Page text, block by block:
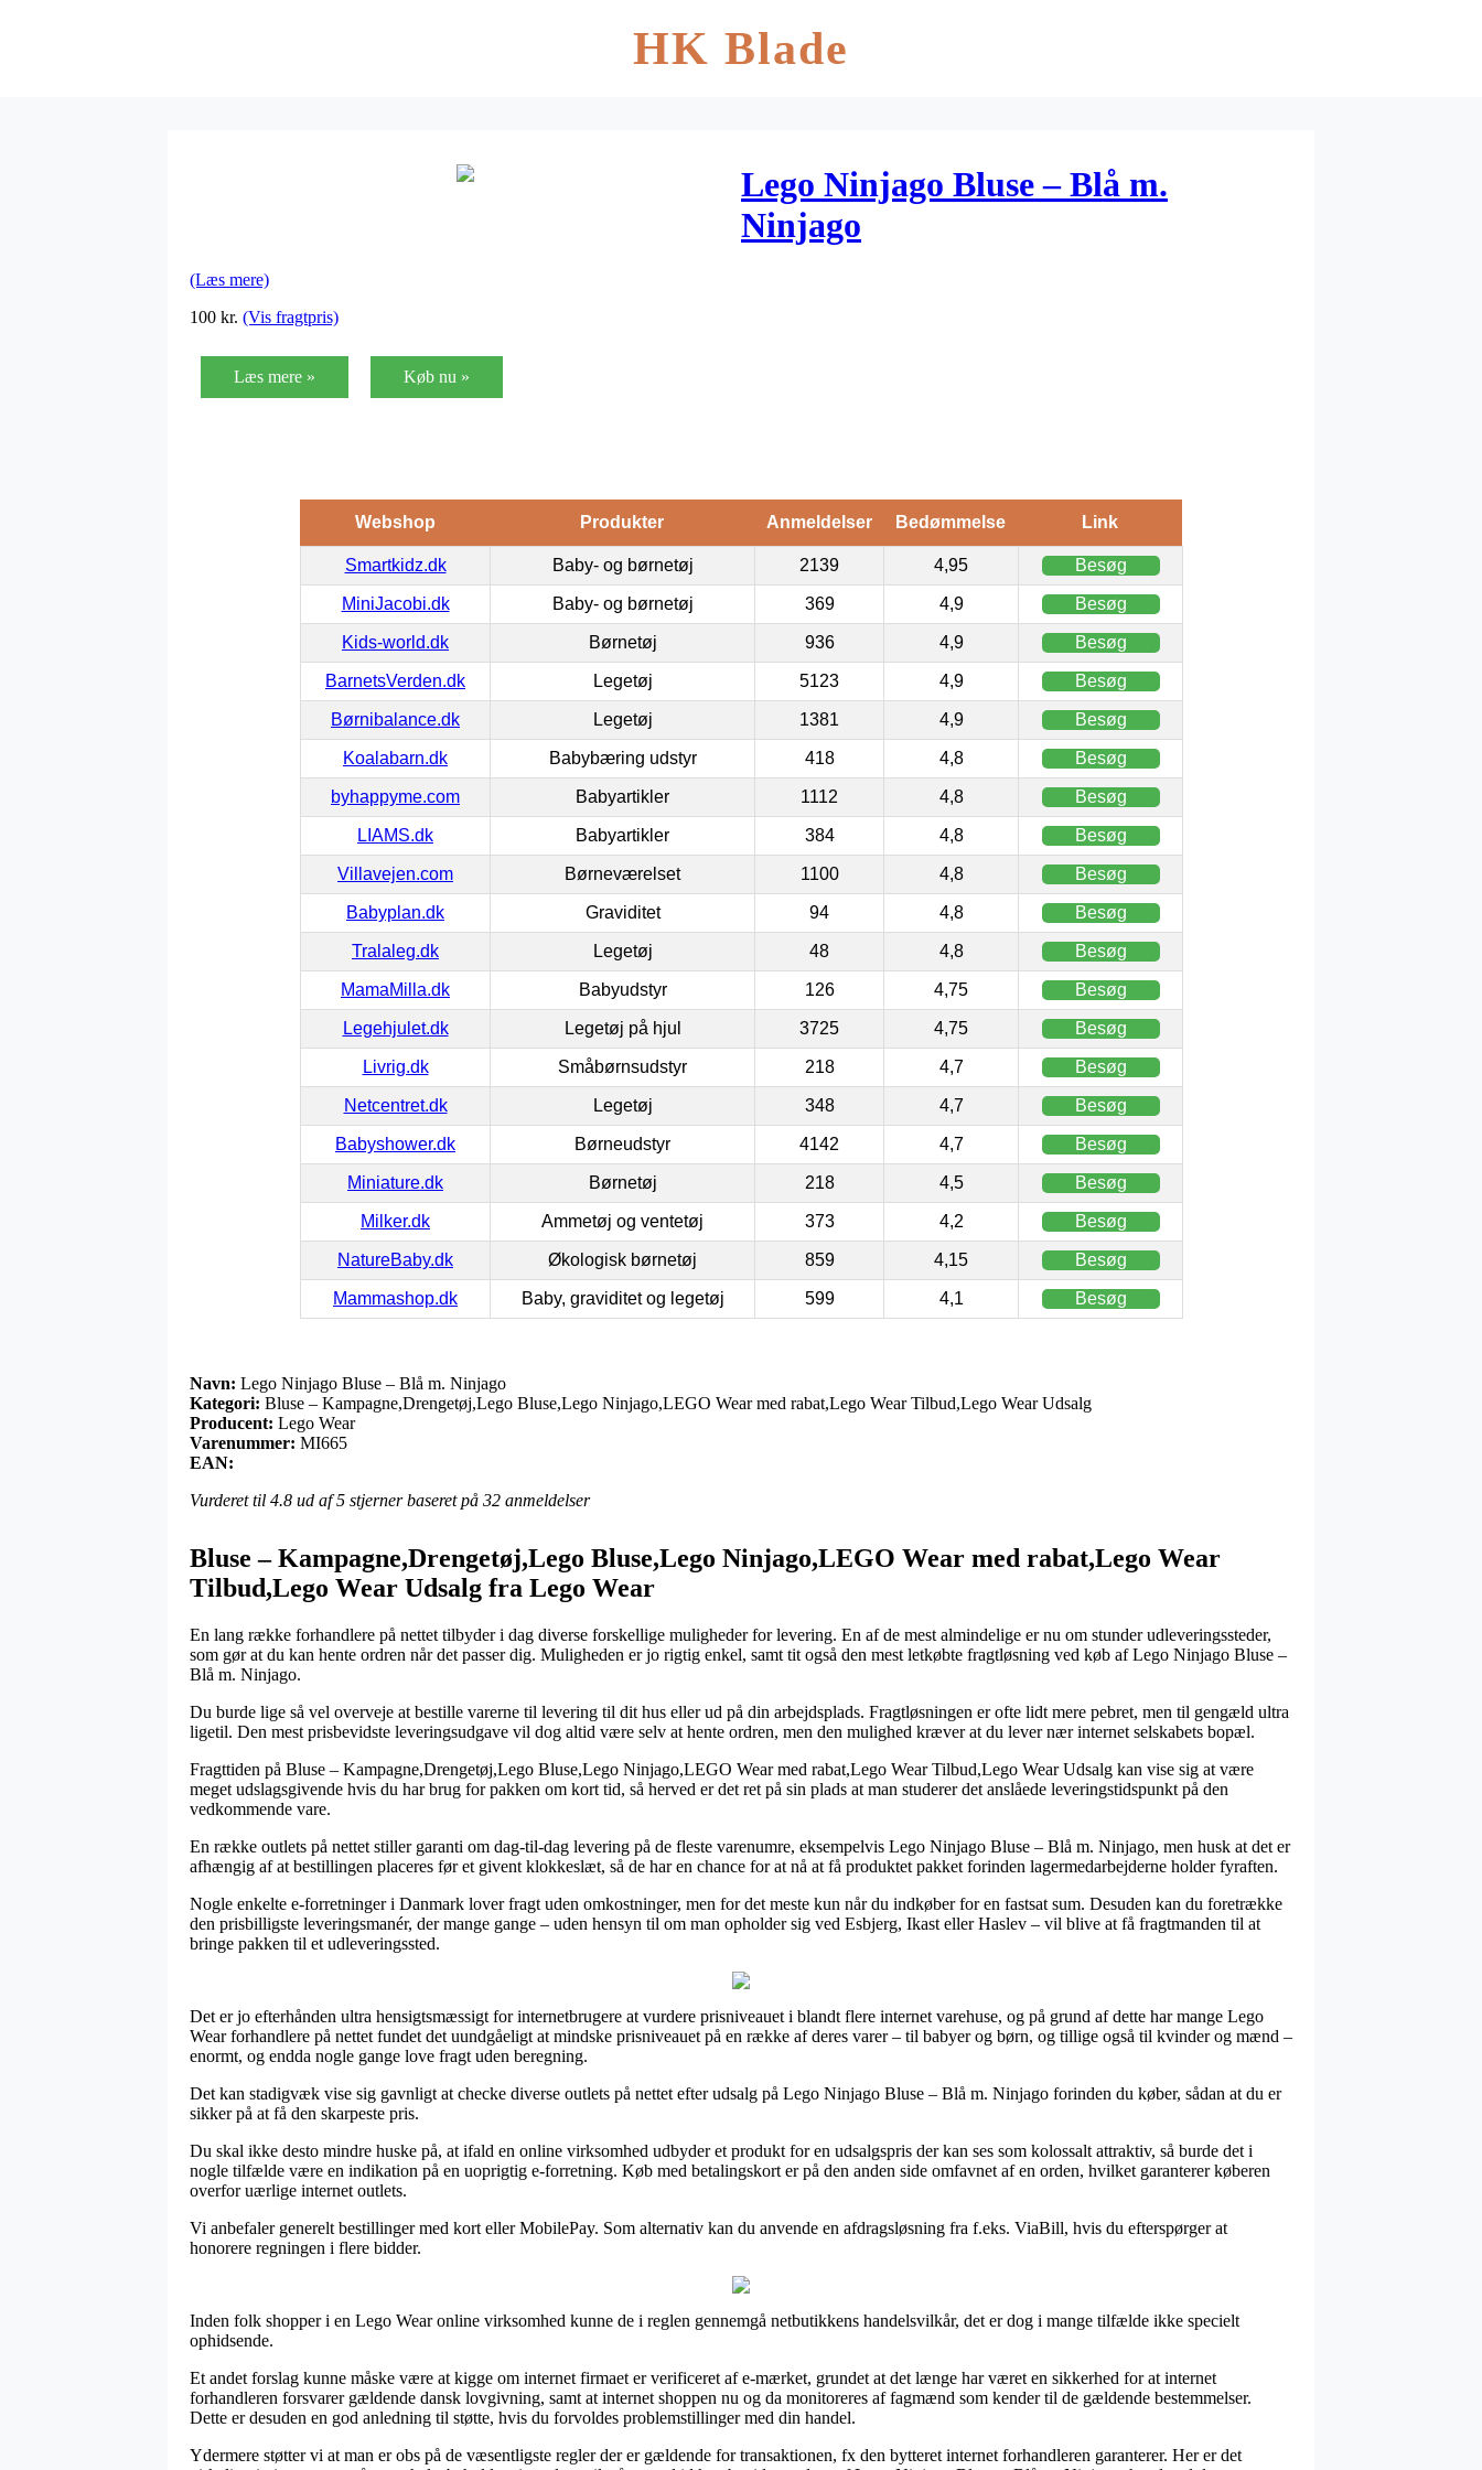
HK Blade
Lego Ninjago Bluse – Blå m.
Ninjago
(Læs mere)
100 kr. (Vis fragtpris)
Læs mere » Køb nu »
Webshop Produkter Anmeldelser Bedømmelse Link
Smartkidz.dk Baby- og børnetøj 2139 4,95 Besøg
MiniJacobi.dk Baby- og børnetøj 369 4,9 Besøg
Kids-world.dk Børnetøj 936 4,9 Besøg
BarnetsVerden.dk Legetøj 5123 4,9 Besøg
Børnibalance.dk Legetøj 1381 4,9 Besøg
Koalabarn.dk Babybæring udstyr 418 4,8 Besøg
byhappyme.com Babyartikler 1112 4,8 Besøg
LIAMS.dk Babyartikler 384 4,8 Besøg
Villavejen.com Børneværelset 1100 4,8 Besøg
Babyplan.dk Graviditet 94 4,8 Besøg
Tralaleg.dk Legetøj 48 4,8 Besøg
MamaMilla.dk Babyudstyr 126 4,75 Besøg
Legehjulet.dk Legetøj på hjul 3725 4,75 Besøg
Livrig.dk Småbørnsudstyr 218 4,7 Besøg
Netcentret.dk Legetøj 348 4,7 Besøg
Babyshower.dk Børneudstyr 4142 4,7 Besøg
Miniature.dk Børnetøj 218 4,5 Besøg
Milker.dk Ammetøj og ventetøj 373 4,2 Besøg
NatureBaby.dk Økologisk børnetøj 859 4,15 Besøg
Mammashop.dk Baby, graviditet og legetøj 599 4,1 Besøg
Navn: Lego Ninjago Bluse – Blå m. Ninjago
Kategori: Bluse – Kampagne,Drengetøj,Lego Bluse,Lego Ninjago,LEGO Wear med rabat,Lego Wear Tilbud,Lego Wear Udsalg
Producent: Lego Wear
Varenummer: MI665
EAN:
Vurderet til 4.8 ud af 5 stjerner baseret på 32 anmeldelser
Bluse – Kampagne,Drengetøj,Lego Bluse,Lego Ninjago,LEGO Wear med rabat,Lego Wear
Tilbud,Lego Wear Udsalg fra Lego Wear
En lang række forhandlere på nettet tilbyder i dag diverse forskellige muligheder for levering. En af de mest almindelige er nu om stunder udleveringssteder,
som gør at du kan hente ordren når det passer dig. Muligheden er jo rigtig enkel, samt tit også den mest letkøbte fragtløsning ved køb af Lego Ninjago Bluse –
Blå m. Ninjago.
Du burde lige så vel overveje at bestille varerne til levering til dit hus eller ud på din arbejdsplads. Fragtløsningen er ofte lidt mere pebret, men til gengæld ultra
ligetil. Den mest prisbevidste leveringsudgave vil dog altid være selv at hente ordren, men den mulighed kræver at du lever nær internet selskabets bopæl.
Fragttiden på Bluse – Kampagne,Drengetøj,Lego Bluse,Lego Ninjago,LEGO Wear med rabat,Lego Wear Tilbud,Lego Wear Udsalg kan vise sig at være
meget udslagsgivende hvis du har brug for pakken om kort tid, så herved er det ret på sin plads at man studerer det anslåede leveringstidspunkt på den
vedkommende vare.
En række outlets på nettet stiller garanti om dag-til-dag levering på de fleste varenumre, eksempelvis Lego Ninjago Bluse – Blå m. Ninjago, men husk at det er
afhængig af at bestillingen placeres før et givent klokkeslæt, så de har en chance for at nå at få produktet pakket forinden lagermedarbejderne holder fyraften.
Nogle enkelte e-forretninger i Danmark lover fragt uden omkostninger, men for det meste kun når du indkøber for en fastsat sum. Desuden kan du foretrække
den prisbilligste leveringsmanér, der mange gange – uden hensyn til om man opholder sig ved Esbjerg, Ikast eller Haslev – vil blive at få fragtmanden til at
bringe pakken til et udleveringssted.
Det er jo efterhånden ultra hensigtsmæssigt for internetbrugere at vurdere prisniveauet i blandt flere internet varehuse, og på grund af dette har mange Lego
Wear forhandlere på nettet fundet det uundgåeligt at mindske prisniveauet på en række af deres varer – til babyer og børn, og tillige også til kvinder og mænd –
enormt, og endda nogle gange love fragt uden beregning.
Det kan stadigvæk vise sig gavnligt at checke diverse outlets på nettet efter udsalg på Lego Ninjago Bluse – Blå m. Ninjago forinden du køber, sådan at du er
sikker på at få den skarpeste pris.
Du skal ikke desto mindre huske på, at ifald en online virksomhed udbyder et produkt for en udsalgspris der kan ses som kolossalt attraktiv, så burde det i
nogle tilfælde være en indikation på en uoprigtig e-forretning. Køb med betalingskort er på den anden side omfavnet af en orden, hvilket garanterer køberen
overfor uærlige internet outlets.
Vi anbefaler generelt bestillinger med kort eller MobilePay. Som alternativ kan du anvende en afdragsløsning fra f.eks. ViaBill, hvis du efterspørger at
honorere regningen i flere bidder.
Inden folk shopper i en Lego Wear online virksomhed kunne de i reglen gennemgå netbutikkens handelsvilkår, det er dog i mange tilfælde ikke specielt
ophidsende.
Et andet forslag kunne måske være at kigge om internet firmaet er verificeret af e-mærket, grundet at det længe har været en sikkerhed for at internet
forhandleren forsvarer gældende dansk lovgivning, samt at internet shoppen nu og da monitoreres af fagmænd som kender til de gældende bestemmelser.
Dette er desuden en god anledning til støtte, hvis du forvoldes problemstillinger med din handel.
Ydermere støtter vi at man er obs på de væsentligste regler der er gældende for transaktionen, fx den bytteret internet forhandleren garanterer. Her er det